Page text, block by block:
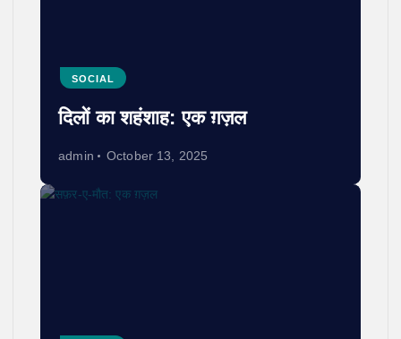
SOCIAL
दिलों का शहंशाह: एक ग़ज़ल
admin October 13, 2025